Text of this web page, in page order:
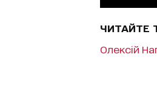
ЧИТАЙТЕ
Олексій